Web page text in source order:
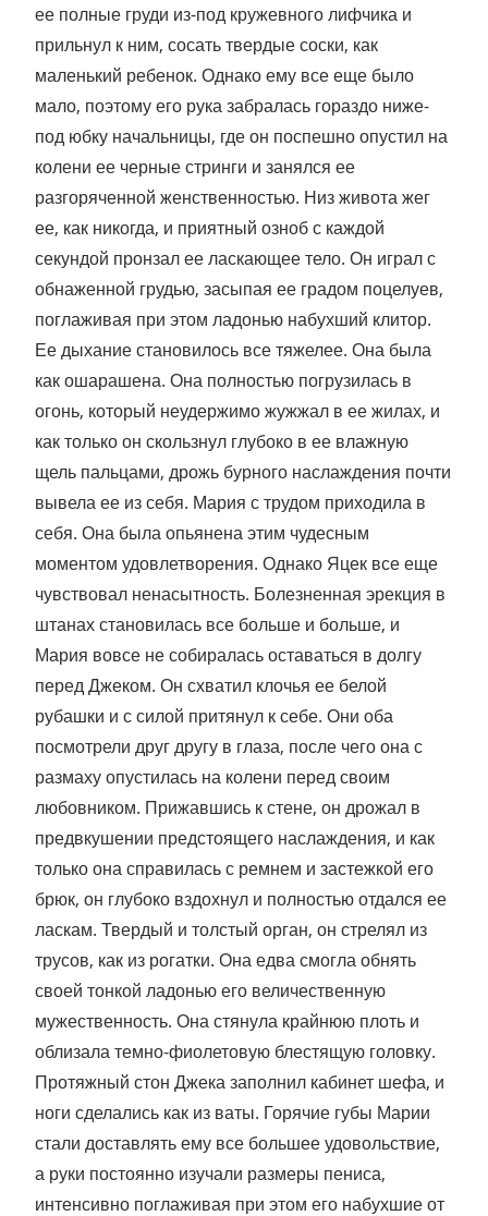
ее полные груди из-под кружевного лифчика и
прильнул к ним, сосать твердые соски, как
маленький ребенок. Однако ему все еще было
мало, поэтому его рука забралась гораздо ниже-
под юбку начальницы, где он поспешно опустил на
колени ее черные стринги и занялся ее
разгоряченной женственностью. Низ живота жег
ее, как никогда, и приятный озноб с каждой
секундой пронзал ее ласкающее тело. Он играл с
обнаженной грудью, засыпая ее градом поцелуев,
поглаживая при этом ладонью набухший клитор.
Ее дыхание становилось все тяжелее. Она была
как ошарашена. Она полностью погрузилась в
огонь, который неудержимо жужжал в ее жилах, и
как только он скользнул глубоко в ее влажную
щель пальцами, дрожь бурного наслаждения почти
вывела ее из себя. Мария с трудом приходила в
себя. Она была опьянена этим чудесным
моментом удовлетворения. Однако Яцек все еще
чувствовал ненасытность. Болезненная эрекция в
штанах становилась все больше и больше, и
Мария вовсе не собиралась оставаться в долгу
перед Джеком. Он схватил клочья ее белой
рубашки и с силой притянул к себе. Они оба
посмотрели друг другу в глаза, после чего она с
размаху опустилась на колени перед своим
любовником. Прижавшись к стене, он дрожал в
предвкушении предстоящего наслаждения, и как
только она справилась с ремнем и застежкой его
брюк, он глубоко вздохнул и полностью отдался ее
ласкам. Твердый и толстый орган, он стрелял из
трусов, как из рогатки. Она едва смогла обнять
своей тонкой ладонью его величественную
мужественность. Она стянула крайнюю плоть и
облизала темно-фиолетовую блестящую головку.
Протяжный стон Джека заполнил кабинет шефа, и
ноги сделались как из ваты. Горячие губы Марии
стали доставлять ему все большее удовольствие,
а руки постоянно изучали размеры пениса,
интенсивно поглаживая при этом его набухшие от